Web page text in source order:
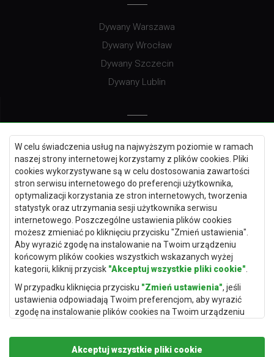
W celu świadczenia usług na najwyższym poziomie w ramach
naszej strony internetowej korzystamy z plików cookies. Pliki
cookies wykorzystywane są w celu dostosowania zawartości
stron serwisu internetowego do preferencji użytkownika,
optymalizacji korzystania ze stron internetowych, tworzenia
statystyk oraz utrzymania sesji użytkownika serwisu
internetowego. Poszczególne ustawienia plików cookies
możesz zmieniać po kliknięciu przycisku "Zmień ustawienia".
Aby wyrazić zgodę na instalowanie na Twoim urządzeniu
końcowym plików cookies wszystkich wskazanych wyżej
kategorii, kliknij przycisk "Akceptuj wszystkie pliki cookie"
W przypadku kliknięcia przycisku "Zmień ustawienia", jeśli
ustawienia odpowiadają Twoim preferencjom, aby wyrazić
zgodę na instalowanie plików cookies na Twoim urządzeniu
"Zapisz i zaakceptuj".
Podstawą przetwarzania danych osobowych, w zakresie w
Akceptuj wszystkie pliki cookie
Dywany niebieskie
Dywany terakota
Dywany Wrocław
Dywany Szczecin
Dywany Lublin
Dywany Kraków
Dywany Poznań
Dywany Gdynia
Dywany Białystok
Dywany Gdańsk